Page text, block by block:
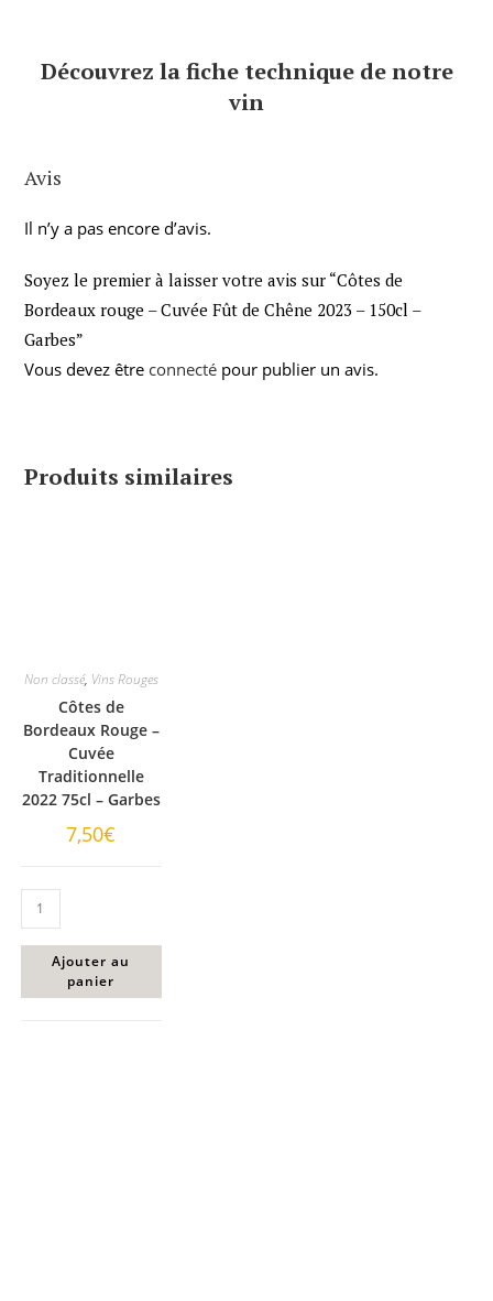
Découvrez la fiche technique de notre
vin
Avis
Il n’y a pas encore d’avis.
Soyez le premier à laisser votre avis sur “Côtes de
Bordeaux rouge – Cuvée Fût de Chêne 2023 – 150cl –
Garbes”
Vous devez être connecté pour publier un avis.
Produits similaires
Non classé, Vins Rouges
Côtes de
Bordeaux Rouge –
Cuvée
Traditionnelle
2022 75cl – Garbes
7,50€
Ajouter au
panier